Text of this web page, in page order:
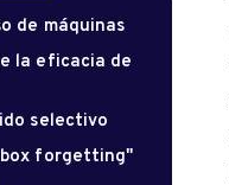
de máquinas
la eficacia de
selectivo
forgetting"